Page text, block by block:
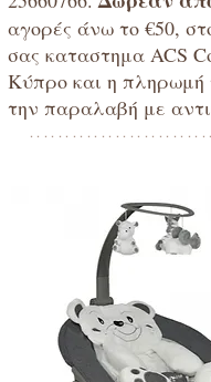
αγορές άνω το €50,
σας καταστημα ACS
Κύπρο και η πληρωμή
την παραλαβή με